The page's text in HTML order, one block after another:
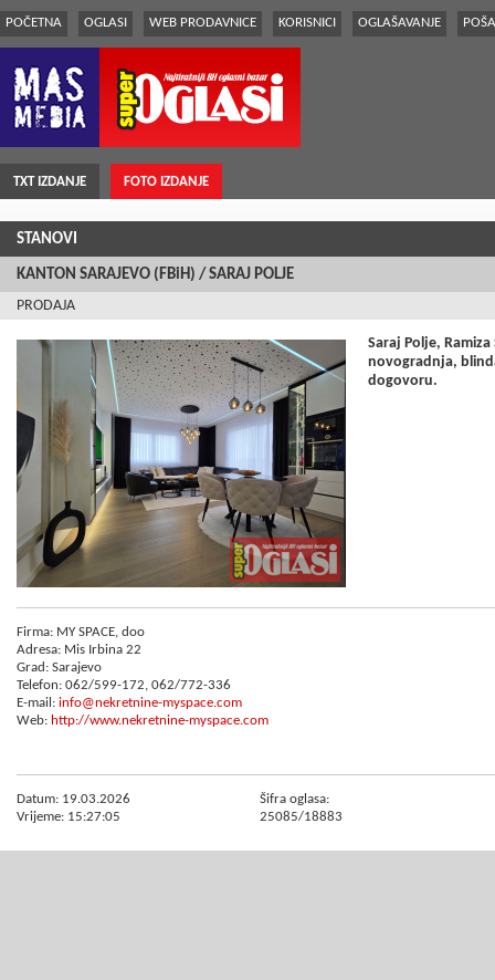
POČETNA OGLASI WEB PRODAVNICE KORISNICI OGLAŠAVANJE
TXT IZDANJE FOTO IZDANJE
STANOVI
KANTON SARAJEVO (FBiH) / SARAJ POLJE
PRODAJA
Saraj Polje,
novogradnja,
dogovoru.
Firma: MY SPACE, doo
Adresa: Mis Irbina 22
Grad: Sarajevo
Telefon: 062/599-172, 062/772-336
E-mail: info@nekretnine-myspace.com
Web: http://www.nekretnine-myspace.com
Datum: 19.03.2026
Vrijeme: 15:27:05
Šifra oglasa:
25085/18883